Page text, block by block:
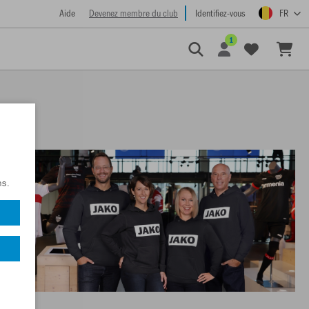
Aide Devenez membre du club Identifiez-vous FR
1